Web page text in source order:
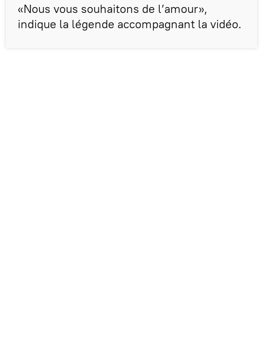
«Nous vous souhaitons de l’amour»,
indique la légende accompagnant la vidéo.